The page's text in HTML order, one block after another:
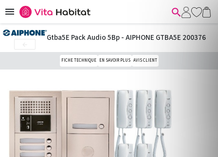
 
Gtba5E Pack Audio 5Bp - AIPHONE GTBA5E 200376
FICHE TECHNIQUE EN SAVOIR PLUS AVIS CLIENT